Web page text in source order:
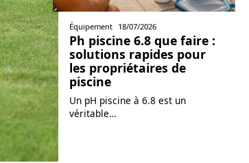
Équipement 18/07/2026
Ph piscine 6.8 que faire :
solutions rapides pour
les propriétaires de
piscine
Un pH piscine à 6.8 est un
véritable…